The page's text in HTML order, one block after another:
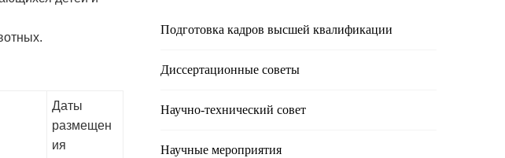
Даты
размещен
ия
Подготовка кадров высшей квалификации
Диссертационные советы
Научно-технический совет
Научные мероприятия